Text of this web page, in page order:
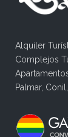
Alquiler
Complejos
Palmar,